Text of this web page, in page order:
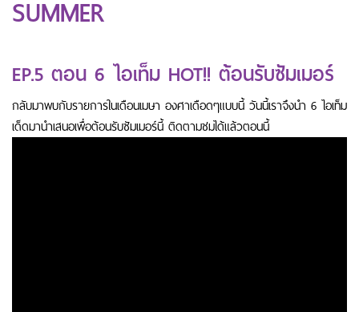
SUMMER
EP.5 ตอน 6 ไอเท็ม HOT!! ต้อนรับซัมเมอร์
กลับมาพบกับรายการในเดือนเมษา องศาเดือดๆแบบนี้ วันนี้เราจึงนำ 6 ไอเท็ม
เด็ดมานำเสนอเพื่อต้อนรับซัมเมอร์นี้ ติดตามชมได้แล้วตอนนี้